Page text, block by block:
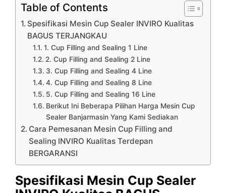
Table of Contents
Spesifikasi Mesin Cup Sealer INVIRO Kualitas
BAGUS TERJANGKAU
1. Cup Filling and Sealing 1 Line
2. Cup Filling and Sealing 2 Line
3. Cup Filling and Sealing 4 Line
4. Cup Filling and Sealing 8 Line
5. Cup Filling and Sealing 16 Line
Berikut Ini Beberapa Pilihan Harga Mesin Cup
Sealer Banjarmasin Yang Kami Sediakan
Cara Pemesanan Mesin Cup Filling and
Sealing INVIRO Kualitas Terdepan
BERGARANSI
Spesifikasi Mesin Cup Sealer